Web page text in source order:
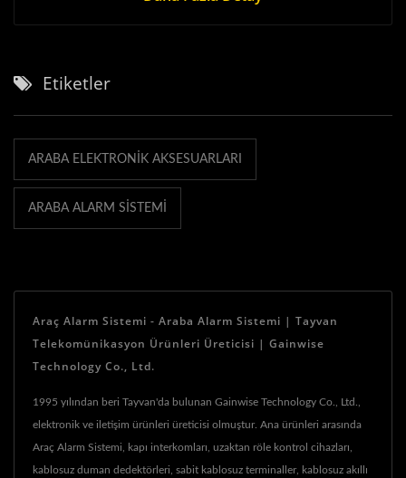
Etiketler
ARABA ELEKTRONIK AKSESUARLARI
ARABA ALARM SISTEMI
Araç Alarm Sistemi - Araba Alarm Sistemi | Tayvan
Telekomünikasyon Ürünleri Üreticisi | Gainwise
Technology Co., Ltd.
1995 yılından beri Tayvan'da bulunan Gainwise Technology Co., Ltd.,
elektronik ve iletişim ürünleri üreticisi olmuştur. Ana ürünleri arasında
Araç Alarm Sistemi, kapı interkomları, uzaktan röle kontrol cihazları,
kablosuz duman dedektörleri, sabit kablosuz terminaller, kablosuz akıllı